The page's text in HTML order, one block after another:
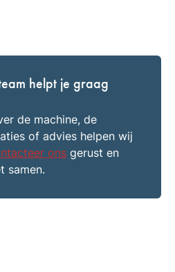
helpt je graag
de machine, de
of advies helpen wij
ons gerust en
samen.